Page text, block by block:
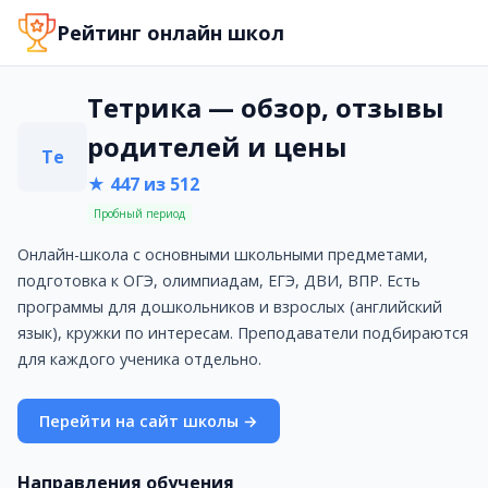
Тетрика — обзор, отзывы родителей и цены
Онлайн-школа с основными школьными предметами,
Стоимость обучения: от 3699 руб.
Телефон: 8 (800) 775-24-72
Адрес: Нижняя Сыромятническая ул., 10, стр. 2
Услуги и направления
Подготовка к ЕГЭ
Подготовка к ОГЭ
Репетиторы
ВПР
Вебинары
Преимущества
Только индивидуальные занятия
Рассрочка
Недостатки
Рейтинг онлайн школ
Те
Тетрика — обзор, отзывы
родителей и цены
★ 447 из 512
Пробный период
Онлайн-школа с основными школьными предметами,
подготовка к ОГЭ, олимпиадам, ЕГЭ, ДВИ, ВПР. Есть
программы для дошкольников и взрослых (английский
язык), кружки по интересам. Преподаватели подбираются
для каждого ученика отдельно.
Перейти на сайт школы →
Направления обучения